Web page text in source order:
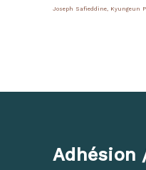
Joseph Safieddine, Kyungeun
Adhésion